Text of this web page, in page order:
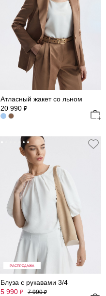
Атласный жакет со льном
20 990 ₽
РАСПРОДАЖА
Блуза с рукавами 3/4
5 990 ₽ 7 990₽